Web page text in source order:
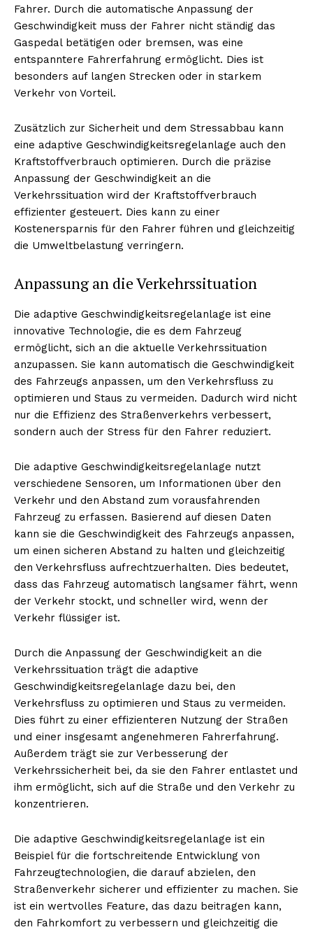
Fahrer. Durch die automatische Anpassung der
Geschwindigkeit muss der Fahrer nicht ständig das
Gaspedal betätigen oder bremsen, was eine
entspanntere Fahrerfahrung ermöglicht. Dies ist
besonders auf langen Strecken oder in starkem
Verkehr von Vorteil.
Zusätzlich zur Sicherheit und dem Stressabbau kann
eine adaptive Geschwindigkeitsregelanlage auch den
Kraftstoffverbrauch optimieren. Durch die präzise
Anpassung der Geschwindigkeit an die
Verkehrssituation wird der Kraftstoffverbrauch
effizienter gesteuert. Dies kann zu einer
Kostenersparnis für den Fahrer führen und gleichzeitig
die Umweltbelastung verringern.
Anpassung an die Verkehrssituation
Die adaptive Geschwindigkeitsregelanlage ist eine
innovative Technologie, die es dem Fahrzeug
ermöglicht, sich an die aktuelle Verkehrssituation
anzupassen. Sie kann automatisch die Geschwindigkeit
des Fahrzeugs anpassen, um den Verkehrsfluss zu
optimieren und Staus zu vermeiden. Dadurch wird nicht
nur die Effizienz des Straßenverkehrs verbessert,
sondern auch der Stress für den Fahrer reduziert.
Die adaptive Geschwindigkeitsregelanlage nutzt
verschiedene Sensoren, um Informationen über den
Verkehr und den Abstand zum vorausfahrenden
Fahrzeug zu erfassen. Basierend auf diesen Daten
kann sie die Geschwindigkeit des Fahrzeugs anpassen,
um einen sicheren Abstand zu halten und gleichzeitig
den Verkehrsfluss aufrechtzuerhalten. Dies bedeutet,
dass das Fahrzeug automatisch langsamer fährt, wenn
der Verkehr stockt, und schneller wird, wenn der
Verkehr flüssiger ist.
Durch die Anpassung der Geschwindigkeit an die
Verkehrssituation trägt die adaptive
Geschwindigkeitsregelanlage dazu bei, den
Verkehrsfluss zu optimieren und Staus zu vermeiden.
Dies führt zu einer effizienteren Nutzung der Straßen
und einer insgesamt angenehmeren Fahrerfahrung.
Außerdem trägt sie zur Verbesserung der
Verkehrssicherheit bei, da sie den Fahrer entlastet und
ihm ermöglicht, sich auf die Straße und den Verkehr zu
konzentrieren.
Die adaptive Geschwindigkeitsregelanlage ist ein
Beispiel für die fortschreitende Entwicklung von
Fahrzeugtechnologien, die darauf abzielen, den
Straßenverkehr sicherer und effizienter zu machen. Sie
ist ein wertvolles Feature, das dazu beitragen kann,
den Fahrkomfort zu verbessern und gleichzeitig die